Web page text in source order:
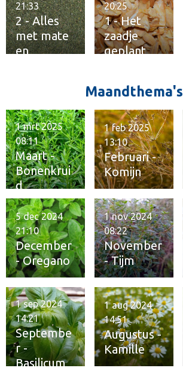
2 - Alles
met mate
en
21:33
1 - Het
zaadje
geplant
20:25
Maandthema's
Maart -
Bonenkrui
d
1 mrt 2025
08:11
Februari -
Komijn
1 feb 2025
13:10
December
- Oregano
5 dec 2024
21:10
November
- Tijm
1 nov 2024
08:22
Septembe
r -
Basilicum
1 sep 2024
14:21
Augustus -
Kamille
1 aug 2024
14:51